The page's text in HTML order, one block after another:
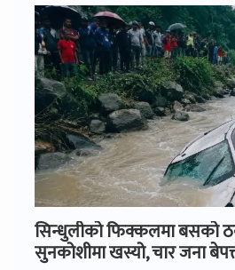
सिन्धुलीको फिक्कलमा बसको
सुनकोशीमा खस्यो, चार जना